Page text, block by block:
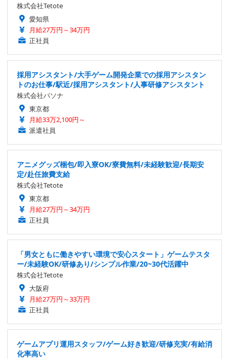
株式会社Tetote
愛知県
月給27万円～34万円
正社員
採用アシスタント/大手ゲーム開発企業での採用アシスタン
トのお仕事/駅近/採用アシスタント/人事研修アシスタント
株式会社パソナ
東京都
月給33万2,100円～
派遣社員
アニメグッズ梱包/即入寮OK/寮費無料/未経験歓迎/長期安
定/赴任旅費支給
株式会社Tetote
東京都
月給27万円～34万円
正社員
「男女ともに働きやすい環境で安心スタート」ゲームテスタ
ー/未経験OK/研修あり/シンプル作業/20~30代活躍中
株式会社Tetote
大阪府
月給27万円～33万円
正社員
ゲームアプリ運用スタッフ/ゲーム好き歓迎/研修充実/有給消
化率高い